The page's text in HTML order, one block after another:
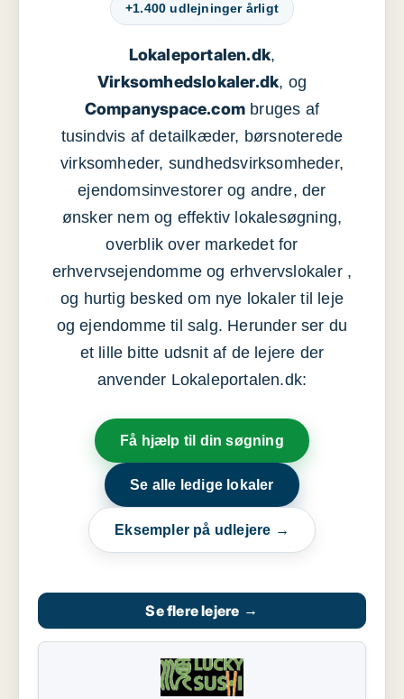
+1.400 udlejninger årligt
Lokaleportalen.dk,
Virksomhedslokaler.dk, og
Companyspace.com bruges af
tusindvis af detailkæder, børsnoterede
virksomheder, sundhedsvirksomheder,
ejendomsinvestorer og andre, der
ønsker nem og effektiv lokalesøgning,
overblik over markedet for
erhvervsejendomme og erhvervslokaler ,
og hurtig besked om nye lokaler til leje
og ejendomme til salg. Herunder ser du
et lille bitte udsnit af de lejere der
anvender Lokaleportalen.dk:
Få hjælp til din søgning
Se alle ledige lokaler
Eksempler på udlejere →
Se flere lejere →